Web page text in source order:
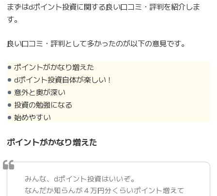
まずはdポイント投資に関する良い口コミ・評判を紹介しま
す。
良い口コミ・評判として多かったのが以下の意見です。
ポイントがかなり増えた
dポイント投資自体が楽しい！
意外と奥が深い
投資の勉強になる
始めやすい
ポイントがかなり増えた
みんな、dポイント投資はいいぞ。
なんだか知らんが４万円分くらいポイント増えて